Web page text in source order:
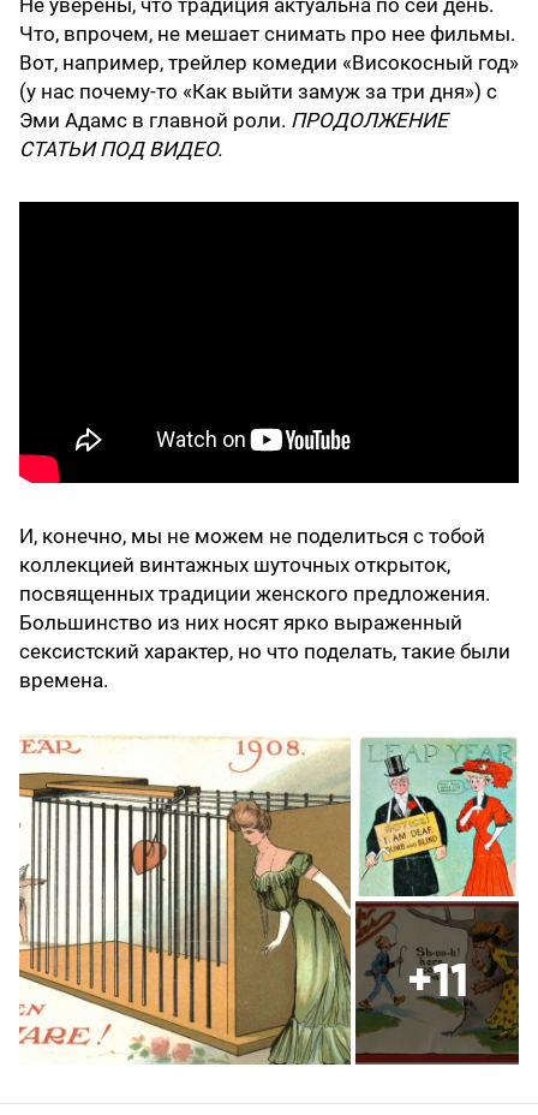
Что, впрочем, не мешает снимать про нее фильмы.
Вот, например, трейлер комедии «Високосный год»
(у нас почему-то «Как выйти замуж за три дня») с
Эми Адамс в главной роли. ПРОДОЛЖЕНИЕ
СТАТЬИ ПОД ВИДЕО.
И, конечно, мы не можем не поделиться с тобой
коллекцией винтажных шуточных открыток,
посвященных традиции женского предложения.
Большинство из них носят ярко выраженный
сексистский характер, но что поделать, такие были
времена.
+11